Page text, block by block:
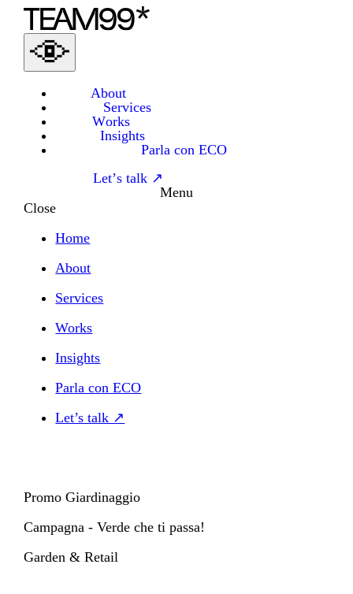
About
Services
Works
Insights
Parla con ECO
Let’s talk ↗
Menu
Close
Home
About
Services
Works
Insights
Parla con ECO
Let’s talk ↗
Promo Giardinaggio
Campagna - Verde che ti passa!
Garden & Retail